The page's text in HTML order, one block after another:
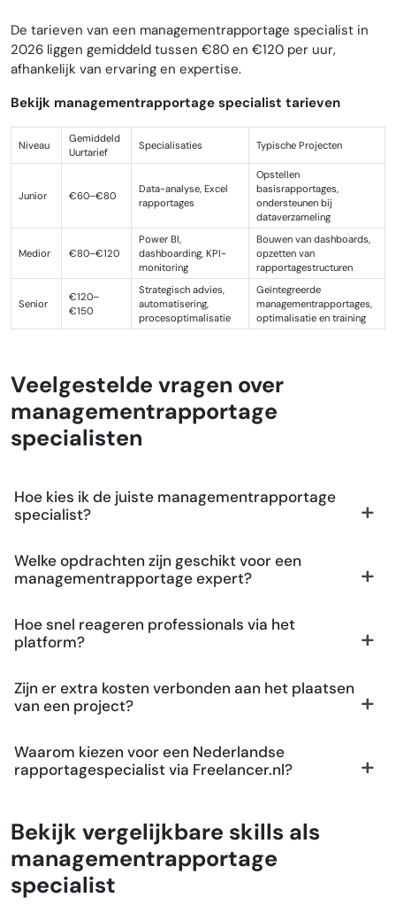
De tarieven van een managementrapportage specialist in
2026 liggen gemiddeld tussen €80 en €120 per uur,
afhankelijk van ervaring en expertise.
Bekijk managementrapportage specialist tarieven
Niveau
Gemiddeld
Uurtarief
Specialisaties Typische Projecten
Junior €60–€80
Data-analyse, Excel
rapportages
Opstellen
basisrapportages,
ondersteunen bij
dataverzameling
Medior €80–€120
Power BI,
dashboarding, KPI-
monitoring
Bouwen van dashboards,
opzetten van
rapportagestructuren
Senior
€120–
€150
Strategisch advies,
automatisering,
procesoptimalisatie
Geïntegreerde
managementrapportages,
optimalisatie en training
Veelgestelde vragen over
managementrapportage
specialisten
Hoe kies ik de juiste managementrapportage
specialist?
Welke opdrachten zijn geschikt voor een
managementrapportage expert?
Hoe snel reageren professionals via het
platform?
Zijn er extra kosten verbonden aan het plaatsen
van een project?
Waarom kiezen voor een Nederlandse
rapportagespecialist via Freelancer.nl?
Bekijk vergelijkbare skills als
managementrapportage
specialist